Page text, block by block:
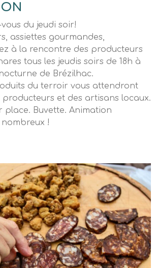
vous du jeudi soir!
assiettes gourmandes,
à la rencontre des producteurs
tous les jeudis soirs de 18h à
de Brézilhac.
du terroir vous attendront
producteurs et des artisans locaux.
place. Buvette. Animation
nombreux !